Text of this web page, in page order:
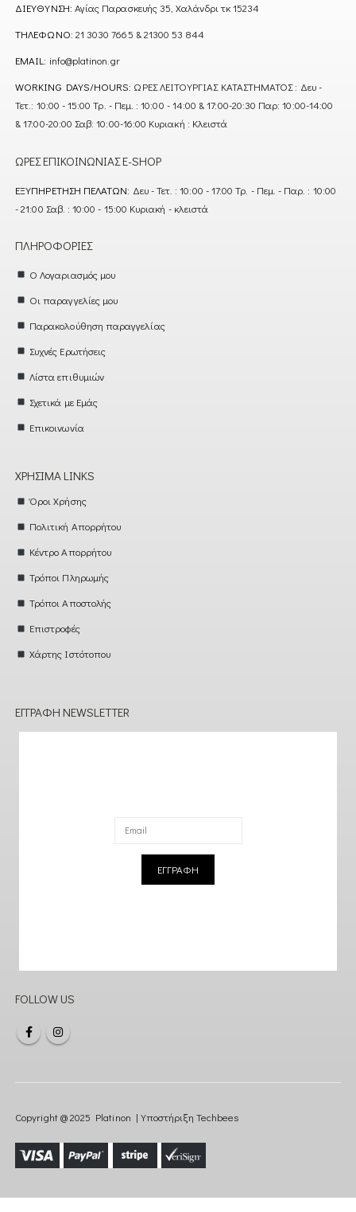
ΔΙΕΎΘΥΝΣΗ: Αγίας Παρασκευής 35, Χαλάνδρι τκ 15234
ΤΗΛΈΦΩΝΟ: 21 3030 7665 & 21300 53 844
EMAIL: info@platinon.gr
WORKING DAYS/HOURS: ΩΡΕΣ ΛΕΙΤΟΥΡΓΙΑΣ ΚΑΤΑΣΤΗΜΑΤΟΣ : Δευ -
Τετ.: 10:00 - 15:00 Τρ. - Πεμ. : 10:00 - 14:00 & 17:00-20:30 Παρ: 10:00-14:00
& 17:00-20:00 Σαβ: 10:00-16:00 Κυριακή : Κλειστά
ΏΡΕΣ ΕΠΙΚΟΙΝΩΝΊΑΣ E-SHOP
ΕΞΥΠΗΡΈΤΗΣΗ ΠΕΛΑΤΏΝ: Δευ - Τετ. : 10:00 - 17:00 Τρ. - Πεμ. - Παρ. : 10:00
- 21:00 Σαβ. : 10:00 - 15:00 Κυριακή - κλειστά
ΠΛΗΡΟΦΟΡΊΕΣ
Ο Λογαριασμός μου
Οι παραγγελίες μου
Παρακολούθηση παραγγελίας
Συχνές Ερωτήσεις
Λίστα επιθυμιών
Σχετικά με Εμάς
Επικοινωνία
ΧΡΉΣΙΜΑ LINKS
Όροι Χρήσης
Πολιτική Απορρήτου
Κέντρο Απορρήτου
Τρόποι Πληρωμής
Τρόποι Αποστολής
Επιστροφές
Χάρτης Ιστότοπου
ΕΓΓΡΑΦΉ NEWSLETTER
ΕΓΓΡΑΦΗ
FOLLOW US
Copyright @ 2025 Platinon | Υποστήριξη Techbees